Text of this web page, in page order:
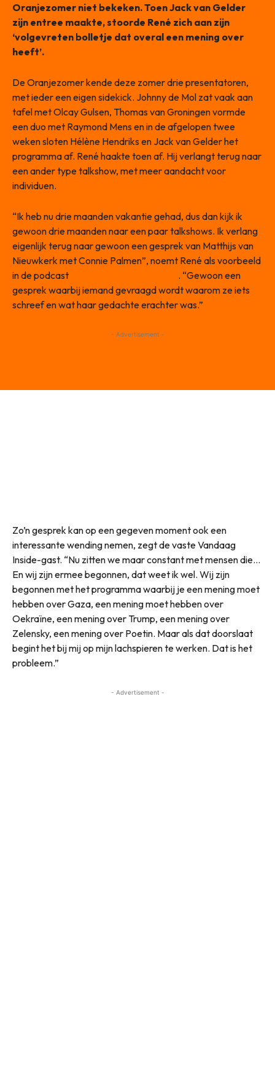
Oranjezomer niet bekeken. Toen Jack van Gelder
zijn entree maakte, stoorde René zich aan zijn
‘volgevreten bolletje dat overal een mening over
heeft’.
De Oranjezomer kende deze zomer drie presentatoren,
met ieder een eigen sidekick. Johnny de Mol zat vaak aan
tafel met Olcay Gulsen, Thomas van Groningen vormde
een duo met Raymond Mens en in de afgelopen twee
weken sloten Hélène Hendriks en Jack van Gelder het
programma af. René haakte toen af. Hij verlangt terug naar
een ander type talkshow, met meer aandacht voor
individuen.
“Ik heb nu drie maanden vakantie gehad, dus dan kijk ik
gewoon drie maanden naar een paar talkshows. Ik verlang
eigenlijk terug naar gewoon een gesprek van Matthijs van
Nieuwkerk met Connie Palmen”, noemt René als voorbeeld
in de podcast
. “Gewoon een
gesprek waarbij iemand gevraagd wordt waarom ze iets
schreef en wat haar gedachte erachter was.”
- Advertisement -
Zo’n gesprek kan op een gegeven moment ook een
interessante wending nemen, zegt de vaste Vandaag
Inside-gast. “Nu zitten we maar constant met mensen die…
En wij zijn ermee begonnen, dat weet ik wel. Wij zijn
begonnen met het programma waarbij je een mening moet
hebben over Gaza, een mening moet hebben over
Oekraïne, een mening over Trump, een mening over
Zelensky, een mening over Poetin. Maar als dat doorslaat
begint het bij mij op mijn lachspieren te werken. Dat is het
probleem.”
- Advertisement -